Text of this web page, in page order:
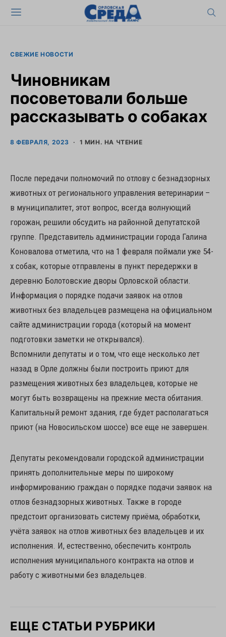
СВЕЖИЕ НОВОСТИ
Чиновникам
посоветовали больше
рассказывать о собаках
8 ФЕВРАЛЯ, 2023 1 МИН. НА ЧТЕНИЕ
После передачи полномочий по отлову с безнадзорных
животных от регионального управления ветеринарии –
в муниципалитет, этот вопрос, всегда волнующий
горожан, решили обсудить на районной депутатской
группе. Представитель администрации города Галина
Коновалова отметила, что на 1 февраля поймали уже 54-
х собак, которые отправлены в пункт передержки в
деревню Болотовские дворы Орловской области.
Информация о порядке подачи заявок на отлов
животных без владельцев размещена на официальном
сайте администрации города (который на момент
подготовки заметки не открывался).
Вспомнили депутаты и о том, что еще несколько лет
назад в Орле должны были построить приют для
размещения животных без владельцев, которые не
могут быть возвращены на прежние места обитания.
Капитальный ремонт здания, где будет располагаться
приют (на Новосильском шоссе) все еще не завершен.
Депут­аты рекомендовали городской администрации
принять дополнительные меры по широкому
информированию граждан о порядке подачи заявок на
отлов безнадзорных животных. Также в городе
предстоит организовать систему приёма, обработки,
учёта заявок на отлов животных без владельцев и их
исполнения. И, естественно, обеспечить контроль
исполнения муниципального контракта на отлов и
работу с животными без владельцев.
ЕЩЕ СТАТЬИ РУБРИКИ